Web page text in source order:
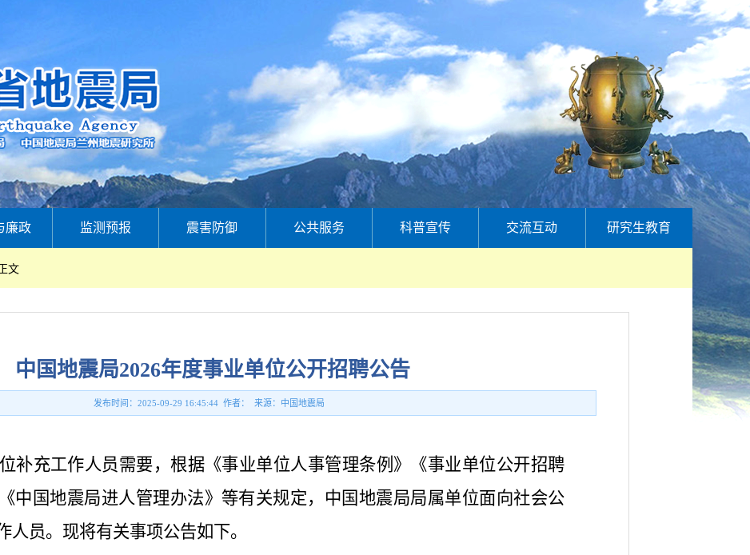
廉政 监测预报 震害防御 公共服务 科普宣传 交流互动 研究生教育
文
中国地震局2026年度事业单位公开招聘公告
发布时间：2025-09-29 16:45:44 作者： 来源：中国地震局
补充工作人员需要，根据《事业单位人事管理条例》《事业单位公开招聘
中国地震局进人管理办法》等有关规定，中国地震局局属单位面向社会公
人员。现将有关事项公告如下。